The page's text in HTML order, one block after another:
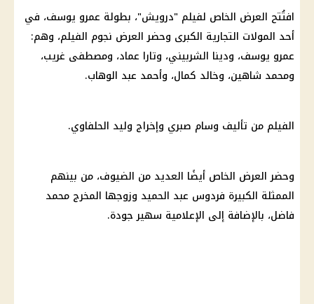
افتُتح العرض الخاص لفيلم "درويش"، بطولة عمرو يوسف، في
أحد المولات التجارية الكبرى وحضر العرض نجوم الفيلم، وهم:
عمرو يوسف، ودينا الشربيني، وتارا عماد، ومصطفى غريب،
ومحمد شاهين، وخالد كمال، وأحمد عبد الوهاب.
الفيلم من تأليف وسام صبري وإخراج وليد الحلفاوي.
وحضر العرض الخاص أيضًا العديد من الضيوف، من بينهم
الممثلة الكبيرة فردوس عبد الحميد وزوجها المخرج محمد
فاضل، بالإضافة إلى الإعلامية سهير جودة.